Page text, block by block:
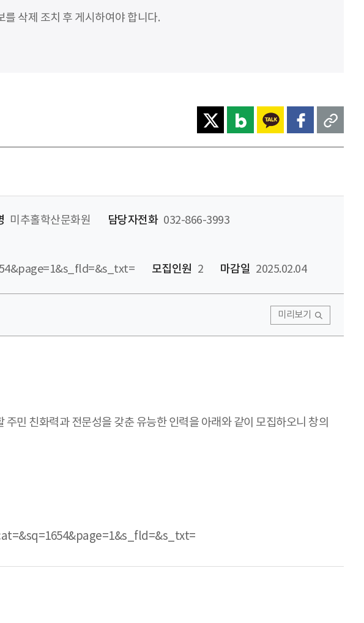
삭제 조치 후 게시하여야 합니다.
미추홀학산문화원 담당자전화 032-866-3993
모집인원 2 마감일 2025.02.04
미리보기
민 친화력과 전문성을 갖춘 유능한 인력을 아래와 같이 모집하오니 창의